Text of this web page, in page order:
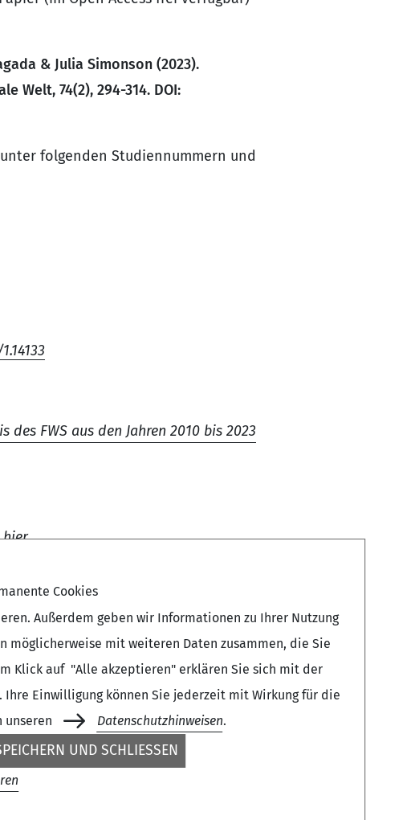
& Julia Simonson (2023).
Welt, 74(2), 294-314. DOI:
folgenden Studiennummern und
des FWS aus den Jahren 2010 bis 2023
hier.
Cookies
Außerdem geben wir Informationen zu Ihrer Nutzung
möglicherweise mit weiteren Daten zusammen, die Sie
Klick auf "Alle akzeptieren" erklären Sie sich mit der
Einwilligung können Sie jederzeit mit Wirkung für die
unseren
Datenschutzhinweisen.
UND SCHLIESSEN